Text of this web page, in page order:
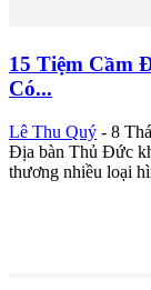
15 Tiệm Cầm
Có...
Lê Thu Quý - 8
Địa bàn Thủ Đức
thương nhiều loại